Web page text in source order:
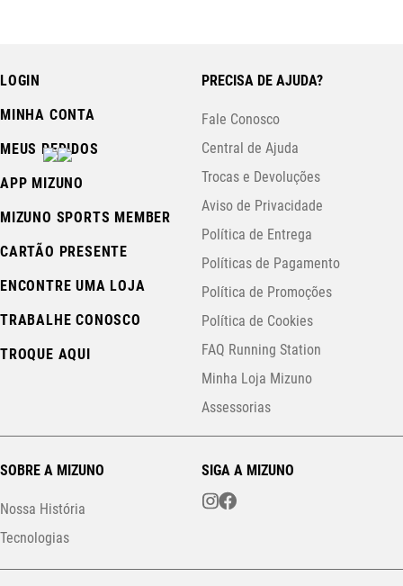
LOGIN
MINHA CONTA
MEUS PEDIDOS
APP MIZUNO
MIZUNO SPORTS MEMBER
CARTÃO PRESENTE
ENCONTRE UMA LOJA
TRABALHE CONOSCO
TROQUE AQUI
PRECISA DE AJUDA?
Fale Conosco
Central de Ajuda
Trocas e Devoluções
Aviso de Privacidade
Política de Entrega
Políticas de Pagamento
Política de Promoções
Política de Cookies
FAQ Running Station
Minha Loja Mizuno
Assessorias
SOBRE A MIZUNO
Nossa História
Tecnologias
SIGA A MIZUNO